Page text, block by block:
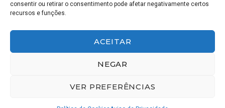
consentir ou retirar o consentimento pode afetar negativamente certos
recursos e funções.
ACEITAR
NEGAR
VER PREFERÊNCIAS